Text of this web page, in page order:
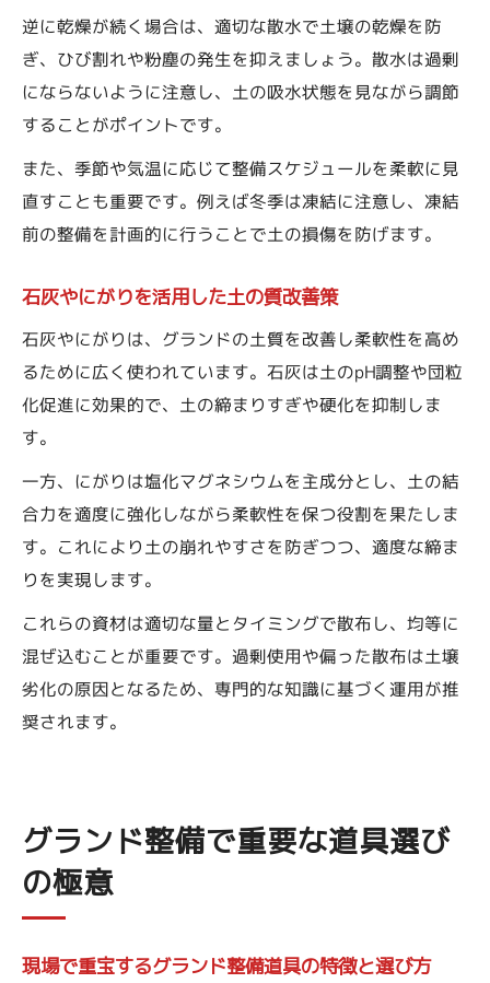
逆に乾燥が続く場合は、適切な散水で土壌の乾燥を防
ぎ、ひび割れや粉塵の発生を抑えましょう。散水は過剰
にならないように注意し、土の吸水状態を見ながら調節
することがポイントです。
また、季節や気温に応じて整備スケジュールを柔軟に見
直すことも重要です。例えば冬季は凍結に注意し、凍結
前の整備を計画的に行うことで土の損傷を防げます。
石灰やにがりを活用した土の質改善策
石灰やにがりは、グランドの土質を改善し柔軟性を高め
るために広く使われています。石灰は土のpH調整や団粒
化促進に効果的で、土の締まりすぎや硬化を抑制しま
す。
一方、にがりは塩化マグネシウムを主成分とし、土の結
合力を適度に強化しながら柔軟性を保つ役割を果たしま
す。これにより土の崩れやすさを防ぎつつ、適度な締ま
りを実現します。
これらの資材は適切な量とタイミングで散布し、均等に
混ぜ込むことが重要です。過剰使用や偏った散布は土壌
劣化の原因となるため、専門的な知識に基づく運用が推
奨されます。
グランド整備で重要な道具選び
の極意
現場で重宝するグランド整備道具の特徴と選び方